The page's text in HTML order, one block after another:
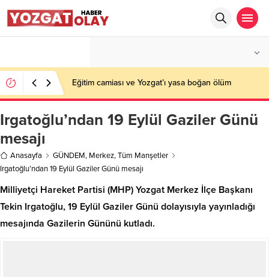
Eğitim camiası ve Yozgat’ı yasa boğan ölüm
Irgatoğlu’ndan 19 Eylül Gaziler Günü
mesajı
Anasayfa GÜNDEM, Merkez,Tüm Manşetler
Irgatoğlu’ndan 19 Eylül Gaziler Günü mesajı
Milliyetçi Hareket Partisi (MHP) Yozgat Merkez İlçe Başkanı
Tekin Irgatoğlu, 19 Eylül Gaziler Günü dolayısıyla yayınladığı
mesajında Gazilerin Gününü kutladı.